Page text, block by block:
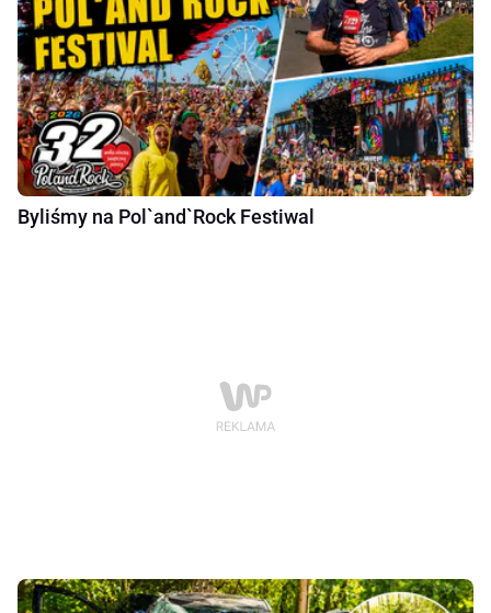
Byliśmy na Pol`and`Rock Festiwal